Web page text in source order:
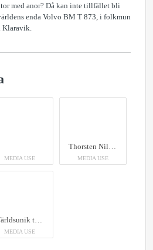
med anor? Då kan inte tillfället bli
enda Volvo BM T 873, i folkmun
Klaravik.
MEDIA USE
Thorsten Nilsson, från Färjestaden, är nuvarande ägare av traktorn. Och i hans regi gick den världsunika traktorn från skrot till läckert renoverad. 2010, efter ett års fix och trix, rullade "Lantbruks-Lisa" på nytt.
MEDIA USE
Världsunik traktor! Världens enda "Lantbruks-Lisa"-traktor med ursprung från 1966 letar just nu ny ägare på Klaravik.
MEDIA USE